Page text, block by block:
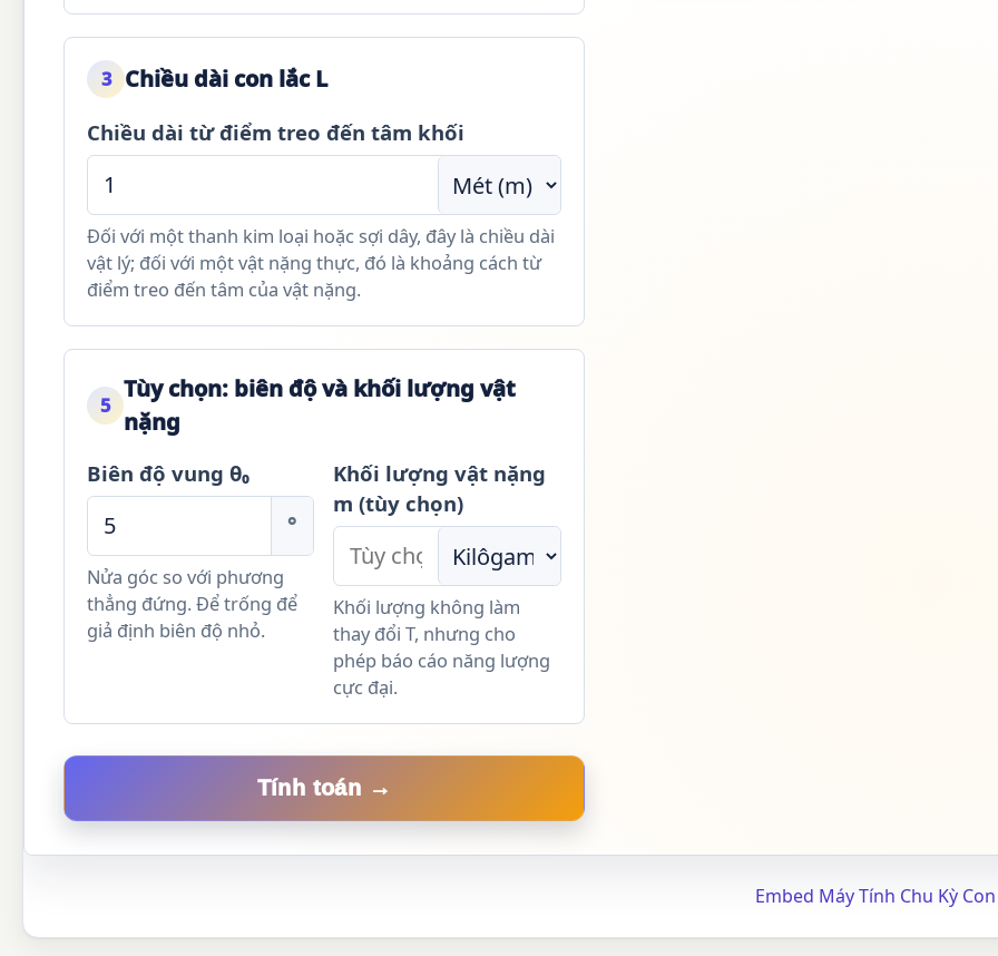
3 Chiều dài con lắc L
Chiều dài từ điểm treo đến tâm khối
Đối với một thanh kim loại hoặc sợi dây, đây là chiều dài
vật lý; đối với một vật nặng thực, đó là khoảng cách từ
điểm treo đến tâm của vật nặng.
5
Tùy chọn: biên độ và khối lượng vật
nặng
Biên độ vung θ₀
°
Nửa góc so với phương
thẳng đứng. Để trống để
giả định biên độ nhỏ.
Khối lượng vật nặng
m (tùy chọn)
Khối lượng không làm
thay đổi T, nhưng cho
phép báo cáo năng lượng
cực đại.
Tính toán →
Embed Máy Tính Chu Kỳ